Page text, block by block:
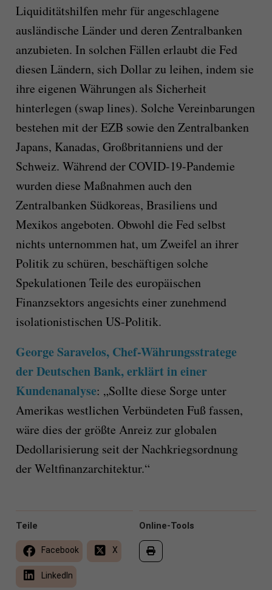
Liquiditätshilfen mehr für angeschlagene
ausländische Länder und deren Zentralbanken
anzubieten. In solchen Fällen erlaubt die Fed
diesen Ländern, sich Dollar zu leihen, indem sie
ihre eigenen Währungen als Sicherheit
hinterlegen (swap lines). Solche Vereinbarungen
bestehen mit der EZB sowie den Zentralbanken
Japans, Kanadas, Großbritanniens und der
Schweiz. Während der COVID-19-Pandemie
wurden diese Maßnahmen auch den
Zentralbanken Südkoreas, Brasiliens und
Mexikos angeboten. Obwohl die Fed selbst
nichts unternommen hat, um Zweifel an ihrer
Politik zu schüren, beschäftigen solche
Spekulationen Teile des europäischen
Finanzsektors angesichts einer zunehmend
isolationistischen US-Politik.
George Saravelos, Chef-Währungsstratege
der Deutschen Bank, erklärt in einer
Kundenanalyse: „Sollte diese Sorge unter
Amerikas westlichen Verbündeten Fuß fassen,
wäre dies der größte Anreiz zur globalen
Dedollarisierung seit der Nachkriegsordnung
der Weltfinanzarchitektur.“
Online-Tools
Teile
Facebook X
LinkedIn